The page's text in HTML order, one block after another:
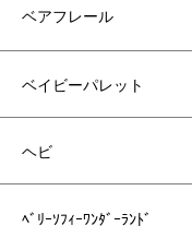
ベアフレール
ベイビーパレット
ヘビ
ﾍﾞﾘｰｿﾌｨｰﾜﾝﾀﾞｰﾗﾝﾄﾞ